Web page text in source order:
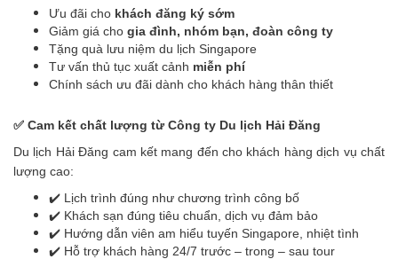
Ưu đãi cho khách đăng ký sớm
Giảm giá cho gia đình, nhóm bạn, đoàn công ty
Tặng quà lưu niệm du lịch Singapore
Tư vấn thủ tục xuất cảnh miễn phí
Chính sách ưu đãi dành cho khách hàng thân thiết
✅ Cam kết chất lượng từ Công ty Du lịch Hải Đăng
Du lịch Hải Đăng cam kết mang đến cho khách hàng dịch vụ chất
lượng cao:
✔️ Lịch trình đúng như chương trình công bố
✔️ Khách sạn đúng tiêu chuẩn, dịch vụ đảm bảo
✔️ Hướng dẫn viên am hiểu tuyến Singapore, nhiệt tình
✔️ Hỗ trợ khách hàng 24/7 trước – trong – sau tour